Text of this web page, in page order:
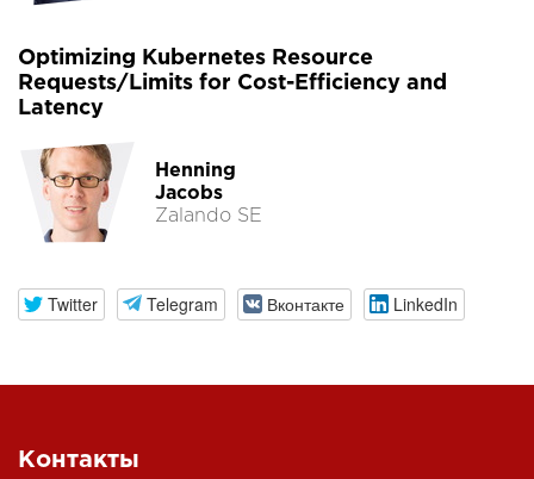
Optimizing Kubernetes Resource
Requests/Limits for Cost-Efficiency and
Latency
Henning
Jacobs
Zalando SE
Twitter Telegram Вконтакте LinkedIn
Контакты